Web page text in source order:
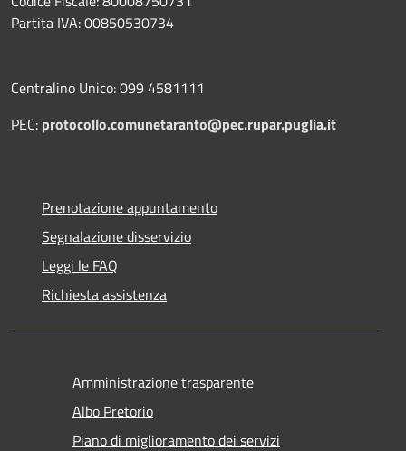
Partita IVA: 00850530734
Centralino Unico: 099 4581111
PEC: protocollo.comunetaranto@pec.rupar.puglia.it
Prenotazione appuntamento
Segnalazione disservizio
Leggi le FAQ
Richiesta assistenza
Amministrazione trasparente
Albo Pretorio
Piano di miglioramento dei servizi